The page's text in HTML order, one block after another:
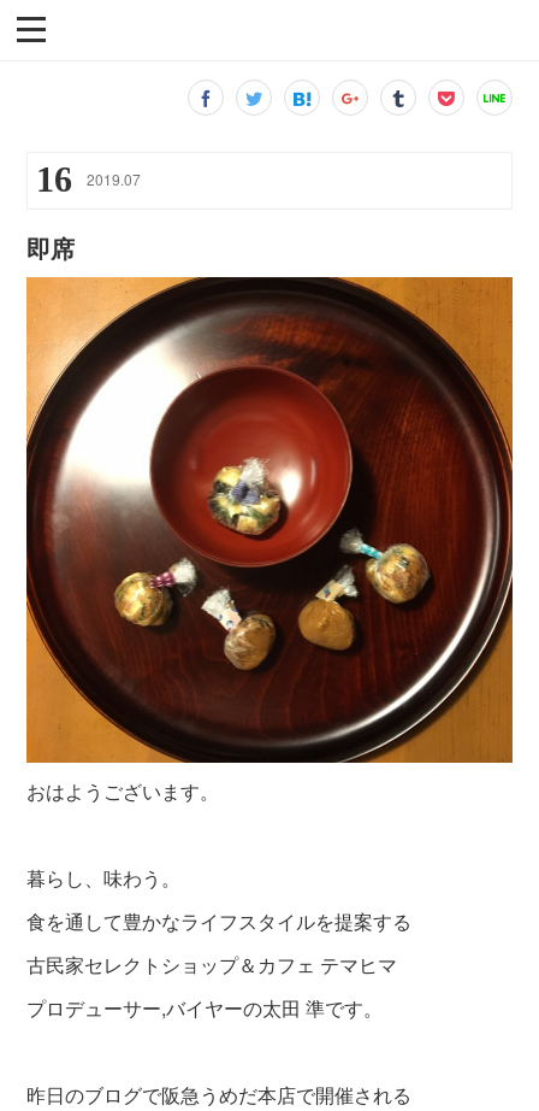
16 2019.07
即席
おはようございます。
暮らし、味わう。
食を通して豊かなライフスタイルを提案する
古民家セレクトショップ＆カフェ テマヒマ
プロデューサー,バイヤーの太田 準です。
昨日のブログで阪急うめだ本店で開催される